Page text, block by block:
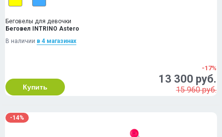
Беговелы для девочки
Беговел INTRINO Astero
В наличии в 4 магазинах
Купить
-17%
13 300 руб.
15 960 руб.
-14%